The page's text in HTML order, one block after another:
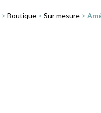
> Boutique > Sur mesure >